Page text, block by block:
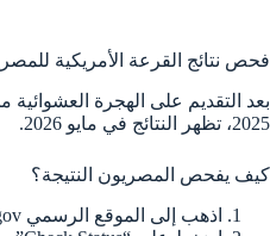
فحص نتائج القرعة الأمريكية للمصريين
2025، تظهر النتائج في مايو 2026.
كيف يفحص المصريون النتيجة؟
اذهب إلى الموقع الرسمي dvprogram.state.gov